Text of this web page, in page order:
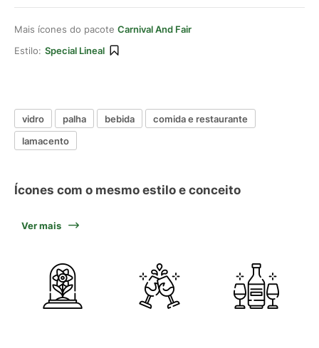
Mais ícones do pacote Carnival And Fair
Estilo: Special Lineal
vidro palha bebida
comida e restaurante
lamacento
Ícones com o mesmo estilo e conceito
Ver mais